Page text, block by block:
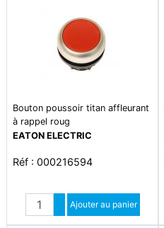
Bouton poussoir titan affleurant
à rappel roug
EATON ELECTRIC
Réf : 000216594
Quantité
Augmenter quantité
Diminuer quantité
Ajouter au panier